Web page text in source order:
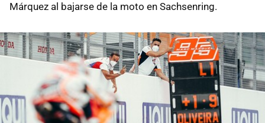
Márquez al bajarse de la moto en Sachsenring.